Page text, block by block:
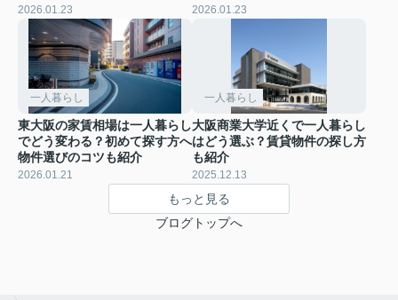
2026.01.23 2026.01.23
一人暮らし
東大阪の家賃相場は一人暮らし
でどう変わる？初めて探す方へ
物件選びのコツも紹介
2026.01.21
一人暮らし
大阪商業大学近くで一人暮らし
はどう選ぶ？賃貸物件の探し方
も紹介
2025.12.13
もっと見る
ブログトップへ